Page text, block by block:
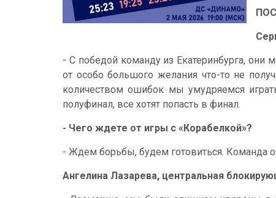
- С победой команду из Екатеринбурга,
от особо большого желания что-то не
количеством ошибок мы умудряемся
полуфинал, все хотят попасть в финал.
- Чего ждете от игры с «Корабелкой»?
- Ждем борьбы, будем готовиться. Команда
Ангелина Лазарева, центральная